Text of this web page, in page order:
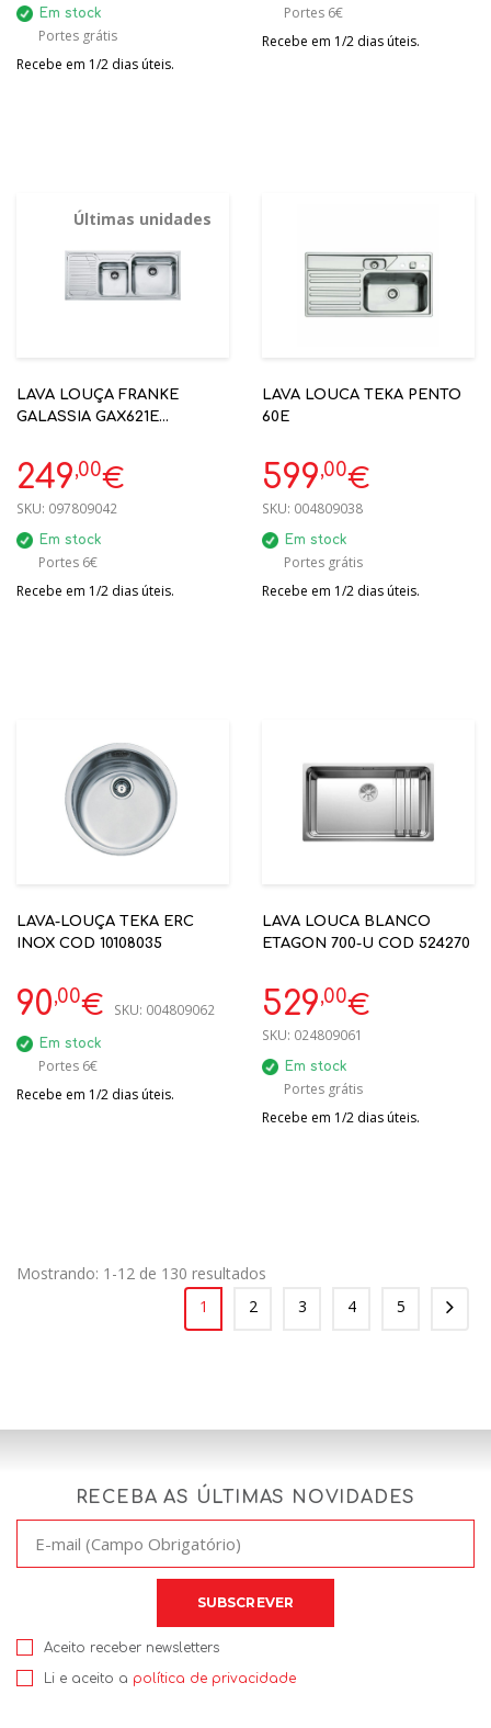
Em stock
Portes grátis
Recebe em 1/2 dias úteis.
Portes 6€
Recebe em 1/2 dias úteis.
Últimas unidades
LAVA LOUÇA FRANKE
GALASSIA GAX621E
ESQUERDA)
249,00€
SKU: 097809042
Em stock
Portes 6€
Recebe em 1/2 dias úteis.
LAVA LOUCA TEKA PENTO
60E
599,00€
SKU: 004809038
Em stock
Portes grátis
Recebe em 1/2 dias úteis.
LAVA-LOUÇA TEKA ERC
INOX COD 10108035
90,00€ SKU: 004809062
Em stock
Portes 6€
Recebe em 1/2 dias úteis.
LAVA LOUCA BLANCO
ETAGON 700-U COD 524270
529,00€
SKU: 024809061
Em stock
Portes grátis
Recebe em 1/2 dias úteis.
Mostrando: 1-12 de 130 resultados
1
2 3 4 5
RECEBA AS ÚLTIMAS NOVIDADES
Aceito receber newsletters
Li e aceito a política de privacidade